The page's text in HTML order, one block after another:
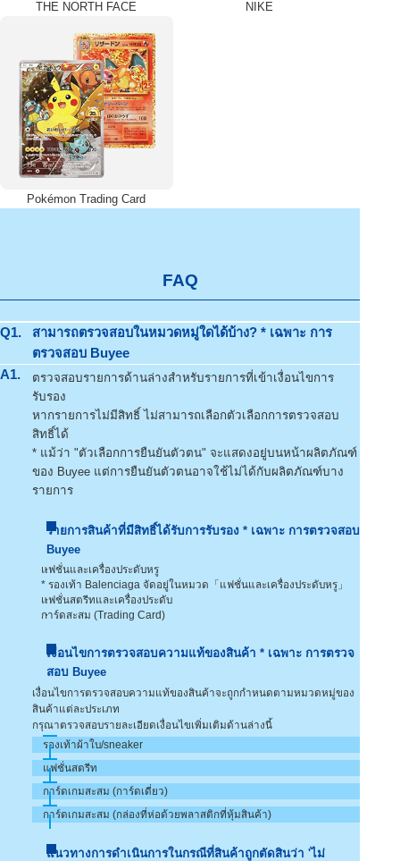
THE NORTH FACE NIKE
Pokémon Trading Card
FAQ
Q1.
สามารถตรวจสอบในหมวดหมู่ใดได้บ้าง? * เฉพาะ การ
ตรวจสอบ Buyee
A1.
ตรวจสอบรายการด้านล่างสำหรับรายการที่เข้าเงื่อนไขการ
รับรอง
หากรายการไม่มีสิทธิ์ ไม่สามารถเลือกตัวเลือกการตรวจสอบ
สิทธิ์ได้
* แม้ว่า "ตัวเลือกการยืนยันตัวตน" จะแสดงอยู่บนหน้าผลิตภัณฑ์
ของ Buyee แต่การยืนยันตัวตนอาจใช้ไม่ได้กับผลิตภัณฑ์บาง
รายการ
รายการสินค้าที่มีสิทธิ์ได้รับการรับรอง * เฉพาะ การตรวจสอบ
Buyee
แฟชั่นและเครื่องประดับหรู
* รองเท้า Balenciaga จัดอยู่ในหมวด「แฟชั่นและเครื่องประดับหรู」
แฟชั่นสตรีทและเครื่องประดับ
การ์ดสะสม (Trading Card)
เงื่อนไขการตรวจสอบความแท้ของสินค้า * เฉพาะ การตรวจ
สอบ Buyee
เงื่อนไขการตรวจสอบความแท้ของสินค้าจะถูกกำหนดตามหมวดหมู่ของ
สินค้าแต่ละประเภท
กรุณาตรวจสอบรายละเอียดเงื่อนไขเพิ่มเติมด้านล่างนี้
รองเท้าผ้าใบ/sneaker
แฟชั่นสตรีท
การ์ดเกมสะสม (การ์ดเดี่ยว)
การ์ดเกมสะสม (กล่องที่ห่อด้วยพลาสติกที่หุ้มสินค้า)
แนวทางการดำเนินการในกรณีที่สินค้าถูกตัดสินว่า 'ไม่